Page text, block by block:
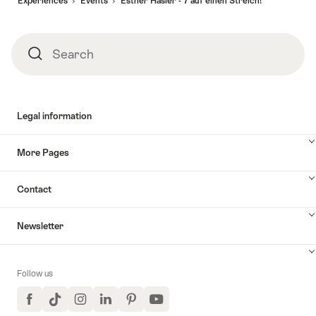
SearchSearch
Legal information
More Pages
Contact
Newsletter
Follow us
FacebookTikTokInstagramLinkedInPinterestYouTube